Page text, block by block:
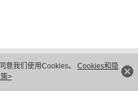
意我们使用Cookies。 Cookies和隐
>
法律声明